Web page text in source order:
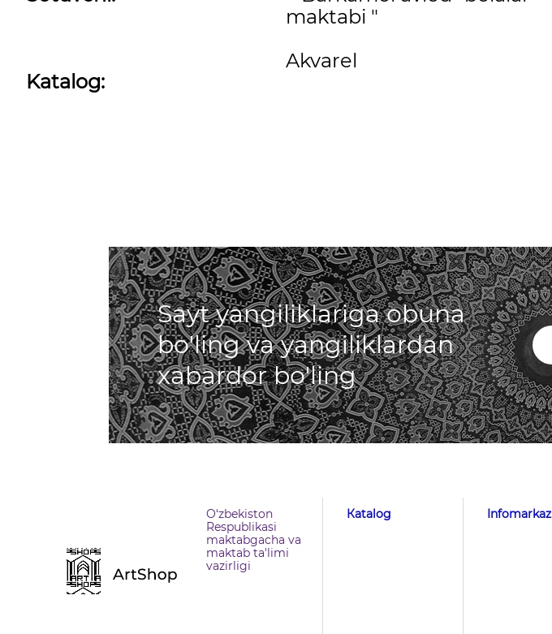
Katalog:
maktabi "
Akvarel
Sayt yangiliklariga obuna
bo'ling va yangiliklardan
xabardor bo'ling
O‘zbekiston
Respublikasi
maktabgacha va
maktab ta'limi
vazirligi
Кatalog Infomarkaz